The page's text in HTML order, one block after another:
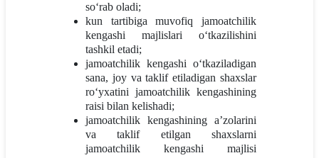
so‘rab oladi;
kun tartibiga muvofiq jamoatchilik
kengashi majlislari o‘tkazilishini
tashkil etadi;
jamoatchilik kengashi o‘tkaziladigan
sana, joy va taklif etiladigan shaxslar
ro‘yxatini jamoatchilik kengashining
raisi bilan kelishadi;
jamoatchilik kengashining a’zolarini
va taklif etilgan shaxslarni
jamoatchilik kengashi majlisi